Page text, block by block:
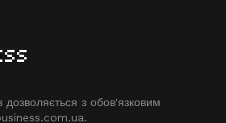
дозволяється з обов'язковим